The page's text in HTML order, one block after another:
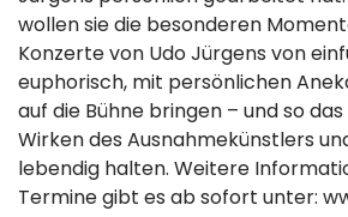
wollen sie die besonderen
Konzerte von Udo Jürgens von
euphorisch, mit persönlichen
auf die Bühne bringen – und so
Wirken des Ausnahmekünstlers
lebendig halten. Weitere
Termine gibt es ab sofort unter: